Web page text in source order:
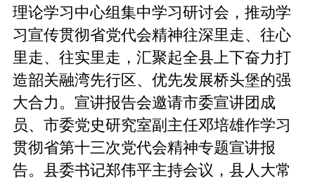
理论学习中心组集中学习研讨会，推动学
习宣传贯彻省党代会精神往深里走、往心
里走、往实里走，汇聚起全县上下奋力打
造韶关融湾先行区、优先发展桥头堡的强
大合力。宣讲报告会邀请市委宣讲团成
员、市委党史研究室副主任邓培雄作学习
贯彻省第十三次党代会精神专题宣讲报
告。县委书记郑伟平主持会议，县人大常